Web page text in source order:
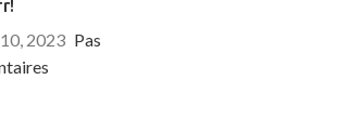
2023 Pas